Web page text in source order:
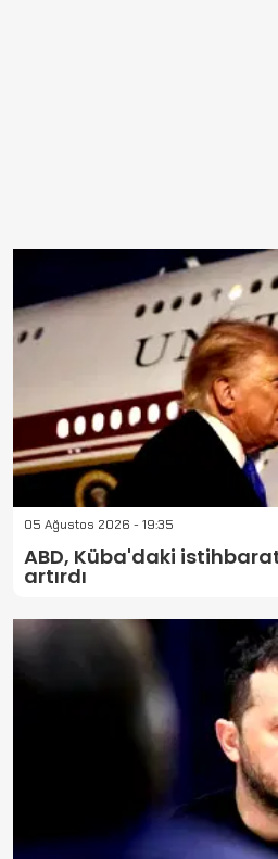
05 Ağustos 2026 - 19:35
ABD, Küba'daki
artırdı